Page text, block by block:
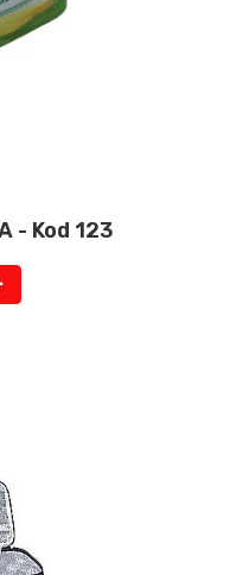
- Kod 123